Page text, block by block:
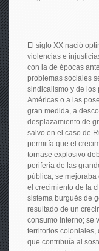
El siglo XX nació
violencias e
con la de épocas
problemas sociales
sindicalismo y de los
Américas o a las
gran medida, a
desplazamiento de
salvo en el caso de
permitía que el
tornase explosivo
periferia de las
pública, se mejoraba
el crecimiento de la
sistema burgués de
resultado de un
consumo interno; se
territorios coloniales,
que contribuía al